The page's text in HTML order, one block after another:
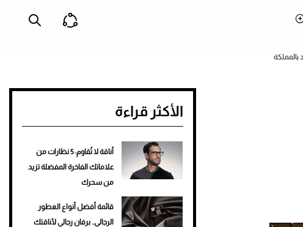
الأكثر قراءة
أناقة لا تُقاوم: 5 نظارات من
علاماتك الفاخرة المفضلة تزيد
من سحرك
قائمة أفضل أنواع العطور
الرجالي.. برفان رجالي لأناقتك